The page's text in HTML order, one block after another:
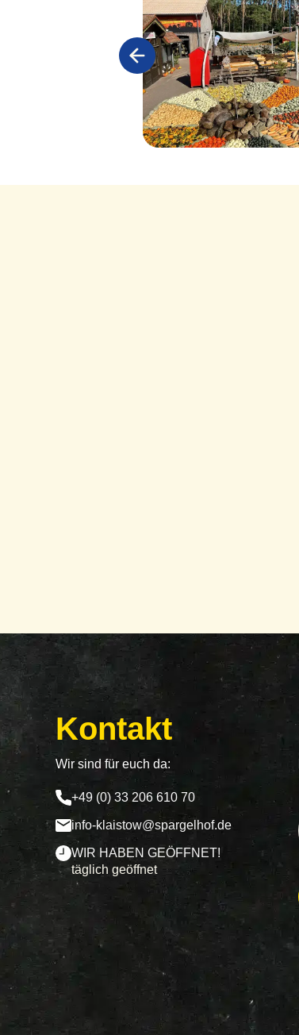
Kontakt
Wir sind für euch da:
+49 (0) 33 206 610 70
info-klaistow@spargelhof.de
WIR HABEN GEÖFFNET!
täglich geöffnet